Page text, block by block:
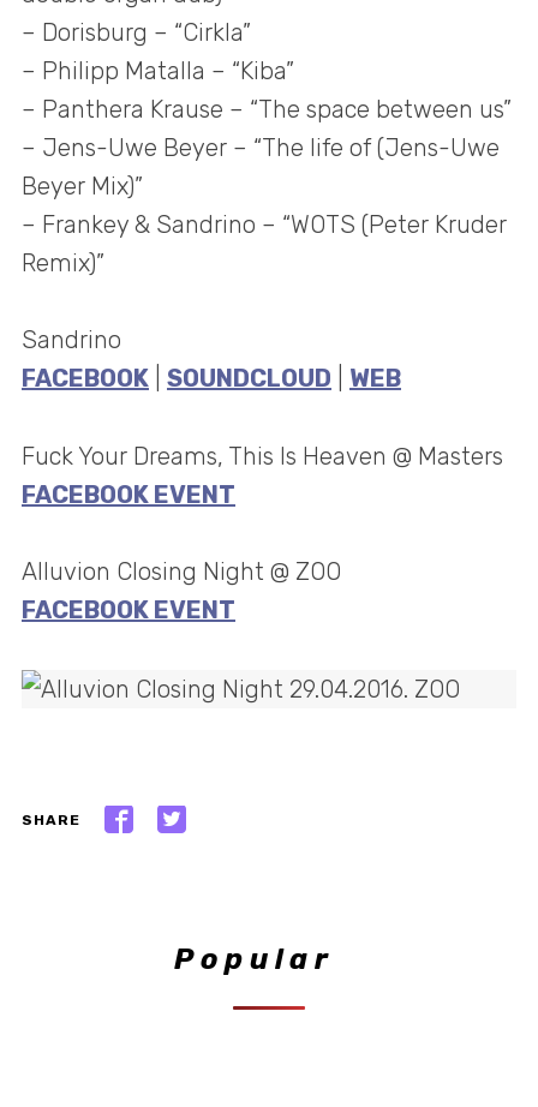
– Dorisburg – “Cirkla”
– Philipp Matalla – “Kiba”
– Panthera Krause – “The space between us”
– Jens-Uwe Beyer – “The life of (Jens-Uwe
Beyer Mix)”
– Frankey & Sandrino – “WOTS (Peter Kruder
Remix)”
Sandrino
FACEBOOK
SOUNDCLOUD WEB
Fuck Your Dreams, This Is Heaven @ Masters
FACEBOOK EVENT
Alluvion Closing Night @ ZOO
FACEBOOK EVENT
SHARE
Popular